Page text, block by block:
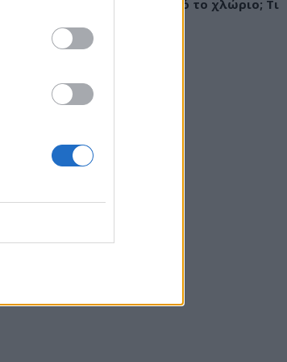
αλλεργία ή ερεθισμός από το χλώριο; Τι